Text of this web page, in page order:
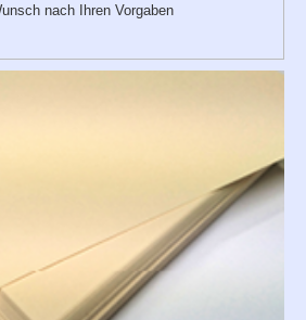
nach Ihren Vorgaben